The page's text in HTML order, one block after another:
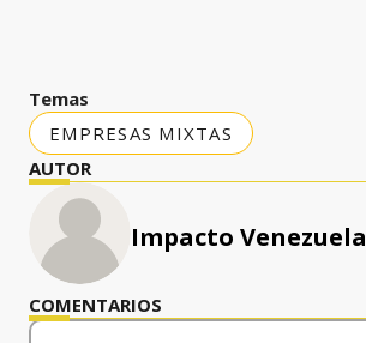
Temas
EMPRESAS MIXTAS
AUTOR
Impacto Venezuela
COMENTARIOS